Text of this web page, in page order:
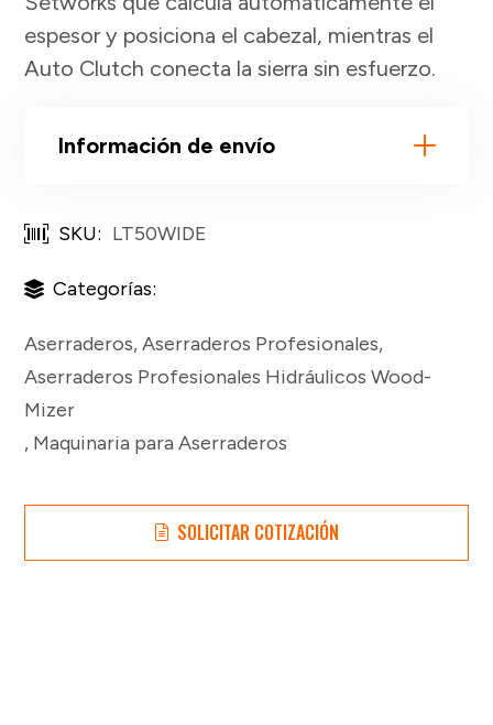
espesor y posiciona el cabezal, mientras el
Auto Clutch conecta la sierra sin esfuerzo.
Información de envío
SKU: LT50WIDE
Categorías:
Aserraderos,Aserraderos Profesionales,
Aserraderos Profesionales Hidráulicos Wood-
Mizer
, Maquinaria para Aserraderos
SOLICITAR COTIZACIÓN